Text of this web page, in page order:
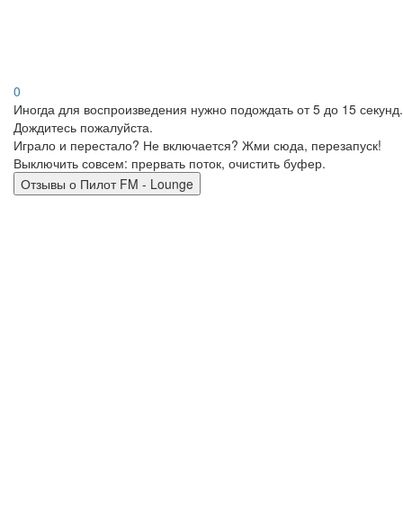
0
Иногда для воспроизведения нужно подождать от 5 до 15 секунд.
Дождитесь пожалуйста.
Играло и перестало? Не включается? Жми сюда, перезапуск!
Выключить совсем: прервать поток, очистить буфер.
Отзывы о Пилот FM - Lounge